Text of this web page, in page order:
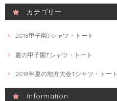
カテゴリー
2018甲子園Tシャツ・トート
夏の甲子園Tシャツ・トート
2018年夏の地方大会Tシャツ・トート
Information